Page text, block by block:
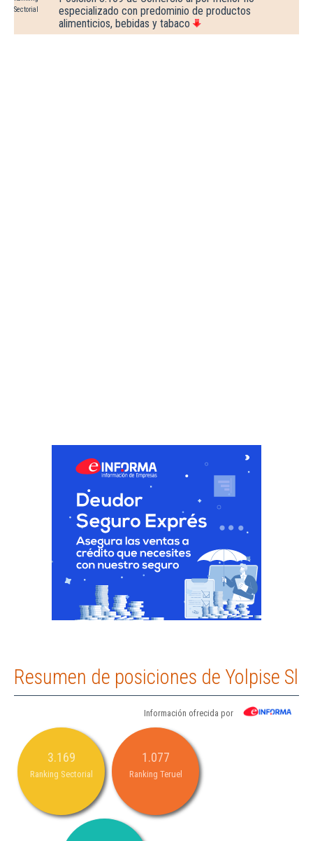
Sectorial
especializado con predominio de productos
alimenticios, bebidas y tabaco
Resumen de posiciones de Yolpise Sl
Información ofrecida por
3.169
Ranking Sectorial
1.077
Ranking Teruel